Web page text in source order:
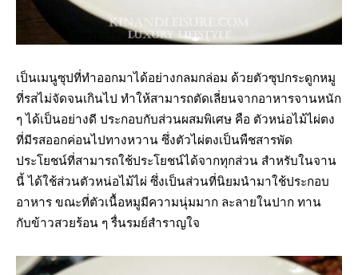
เป็นเมนูซุปที่ทำออกมาได้อย่างกลมกล่อม ด้วยตัวซุปกระดูกหมู
ที่รสไม่จัดจนเกินไป ทำให้สามารถตัดเลี่ยนจากอาหารจานหนัก
ๆ ได้เป็นอย่างดี ประกอบกับส่วนผสมพิเศษ คือ ตัวหน่อไม้ไผ่ตง
ที่มีรสออกค่อนไปทางหวาน ซึ่งตัวไผ่ตงเป็นพืชสารพัด
ประโยชน์ที่สามารถใช้ประโยชน์ได้จากทุกส่วน สำหรับในจาน
นี้ ได้ใช้ส่วนตัวหน่อไม้ไผ่ ซึ่งเป็นส่วนที่นิยมนำมาใช้ประกอบ
อาหาร ขณะที่ตัวเนื้อหมูมีความนุ่มมาก ละลายในปาก ทาน
กับข้าวสวยร้อน ๆ รื่นรมย์สำราญใจ